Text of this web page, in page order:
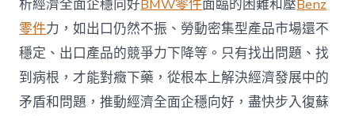
析經濟全面企穩向好BMW零件面臨的困難和壓Benz
零件力，如出口仍然不振、勞動密集型產品市場還不
穩定、出口產品的競爭力下降等。只有找出問題、找
到病根，才能對癥下藥，從根本上解決經濟發展中的
矛盾和問題，推動經濟全面企穩向好，盡快步入復蘇